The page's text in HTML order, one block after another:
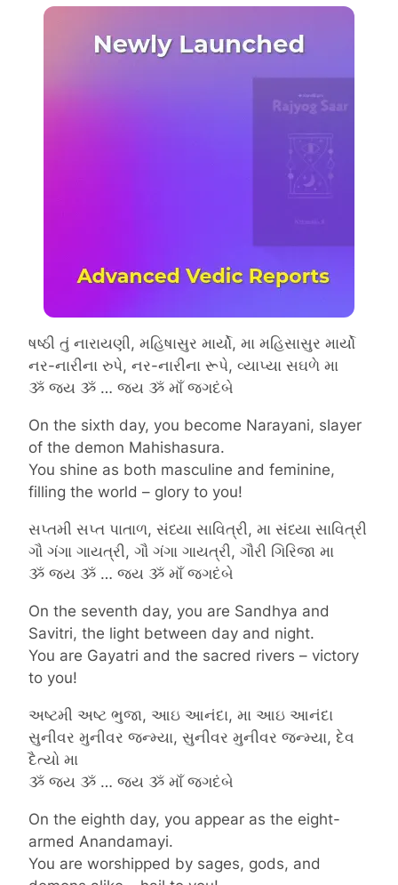
ષષ્ઠી તું નારાયણી, મહિષાસુર માર્યો, મા મહિસાસુર માર્યો
નર-નારીના રુપે, નર-નારીના રૂપે, વ્યાપ્યા સઘળે મા
ૐ જય ૐ … જય ૐ માઁ જગદંબે
On the sixth day, you become Narayani, slayer
of the demon Mahishasura.
You shine as both masculine and feminine,
filling the world – glory to you!
સપ્તમી સપ્ત પાતાળ, સંધ્યા સાવિત્રી, મા સંધ્યા સાવિત્રી
ગૌ ગંગા ગાયત્રી, ગૌ ગંગા ગાયત્રી, ગૌરી ગિરિજા મા
ૐ જય ૐ … જય ૐ માઁ જગદંબે
On the seventh day, you are Sandhya and
Savitri, the light between day and night.
You are Gayatri and the sacred rivers – victory
to you!
અષ્ટમી અષ્ટ ભુજા, આઇ આનંદા, મા આઇ આનંદા
સુનીવર મુનીવર જન્મ્યા, સુનીવર મુનીવર જન્મ્યા, દેવ
દૈત્યો મા
ૐ જય ૐ … જય ૐ માઁ જગદંબે
On the eighth day, you appear as the eight-
armed Anandamayi.
You are worshipped by sages, gods, and